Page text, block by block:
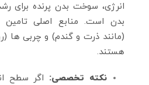
انرژی، سوخت بدن پرنده برای
بدن است. منابع اصلی تامین
(مانند ذرت و گندم) و چربی‌ ها
هستند.
نکته تخصصی: اگر سطح